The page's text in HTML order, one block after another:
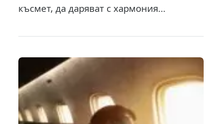
късмет, да даряват с хармония...